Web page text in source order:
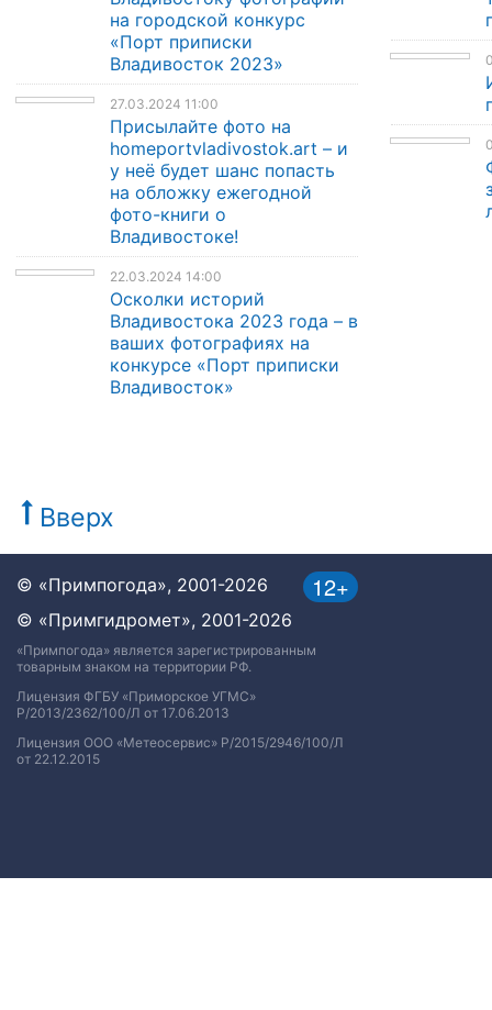
на городской конкурс
«Порт приписки
Владивосток 2023»
27.03.2024 11:00
Присылайте фото на
homeportvladivostok.art – и
у неё будет шанс попасть
на обложку ежегодной
фото-книги о
Владивостоке!
22.03.2024 14:00
Осколки историй
Владивостока 2023 года – в
ваших фотографиях на
конкурсе «Порт приписки
Владивосток»
Вверх
12+
© «Примпогода», 2001-2026
© «Примгидромет», 2001-2026
«Примпогода» является зарегистрированным
товарным знаком на территории РФ.
Лицензия ФГБУ «Приморское УГМС»
Р/2013/2362/100/Л от 17.06.2013
Лицензия ООО «Метеосервис» Р/2015/2946/100/Л
от 22.12.2015